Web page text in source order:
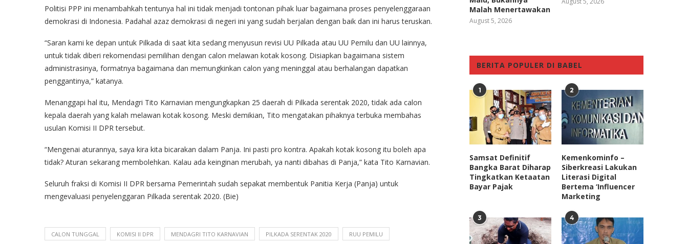
Politisi PPP ini menambahkah tentunya hal ini tidak menjadi tontonan pihak luar bagaimana proses penyelenggaraan
demokrasi di Indonesia. Padahal azaz demokrasi di negeri ini yang sudah berjalan dengan baik dan ini harus teruskan.
“Saran kami ke depan untuk Pilkada di saat kita sedang menyusun revisi UU Pilkada atau UU Pemilu dan UU lainnya,
untuk tidak diberi rekomendasi pemilihan dengan calon melawan kotak kosong. Disiapkan bagaimana sistem
administrasinya, formatnya bagaimana dan memungkinkan calon yang meninggal atau berhalangan dapatkan
penggantinya,” katanya.
Menanggapi hal itu, Mendagri Tito Karnavian mengungkapkan 25 daerah di Pilkada serentak 2020, tidak ada calon
kepala daerah yang kalah melawan kotak kosong. Meski demikian, Tito mengatakan pihaknya terbuka membahas
usulan Komisi II DPR tersebut.
“Mengenai aturannya, saya kira kita bicarakan dalam Panja. Ini pasti pro kontra. Apakah kotak kosong itu boleh apa
tidak? Aturan sekarang membolehkan. Kalau ada keinginan merubah, ya nanti dibahas di Panja,” kata Tito Karnavian.
Seluruh fraksi di Komisi II DPR bersama Pemerintah sudah sepakat membentuk Panitia Kerja (Panja) untuk
mengevaluasi penyelenggaran Pilkada serentak 2020. (Bie)
CALON TUNGGAL KOMISI II DPR MENDAGRI TITO KARNAVIAN PILKADA SERENTAK 2020 RUU PEMILU
Malah Menertawakan
August 5, 2026
BERITA POPULER DI BABEL
1
Samsat Definitif
Bangka Barat Diharap
Tingkatkan Ketaatan
Bayar Pajak
2
Kemenkominfo –
Siberkreasi Lakukan
Literasi Digital
Bertema ‘Influencer
Marketing
3 4